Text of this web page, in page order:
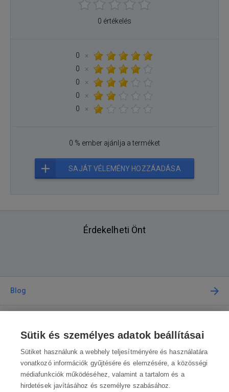
0 értékelés
0
×
0
×
0
×
0
×
0
×
0 % ember ajánlja a terméket
SAJÁT VÉLEMÉNY HOZZÁADÁSA
Érdekelheti Önt
Blog
A vásárlásról
Kapcsolat
Sütik és személyes adatok beállításai
Sütiket használunk a webhely teljesítményére és használatára
vonatkozó információk gyűjtésére és elemzésére, a közösségi
médiafunkciók működéséhez, valamint a tartalom és a
hirdetések javításához és személyre szabásához.